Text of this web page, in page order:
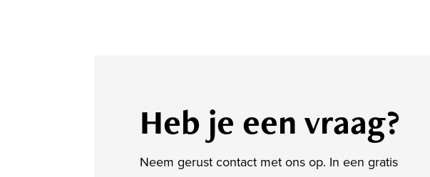
Heb je een vraag?
Neem gerust contact met ons op. In een gratis